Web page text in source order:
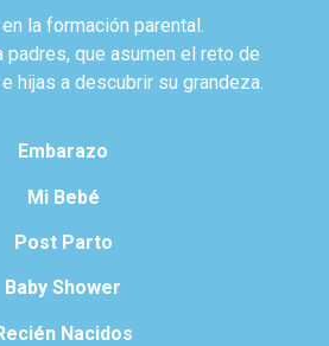
la formación parental.
padres, que asumen el reto de
hijas a descubrir su grandeza.
Embarazo
Mi Bebé
Post Parto
Baby Shower
Nacidos